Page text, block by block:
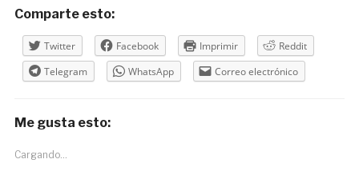
Comparte esto:
Twitter Facebook Imprimir
Reddit
Telegram
WhatsApp Correo electrónico
Me gusta esto:
Cargando...